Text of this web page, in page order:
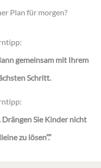
Plan für morgen?
gemeinsam mit Ihrem
Schritt.
Sie Kinder nicht
zu lösen”.”